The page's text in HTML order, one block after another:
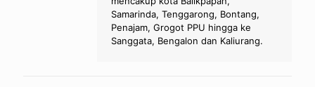
Samarinda, Tenggarong, Bontang,
Penajam, Grogot PPU hingga ke
Sanggata, Bengalon dan Kaliurang.